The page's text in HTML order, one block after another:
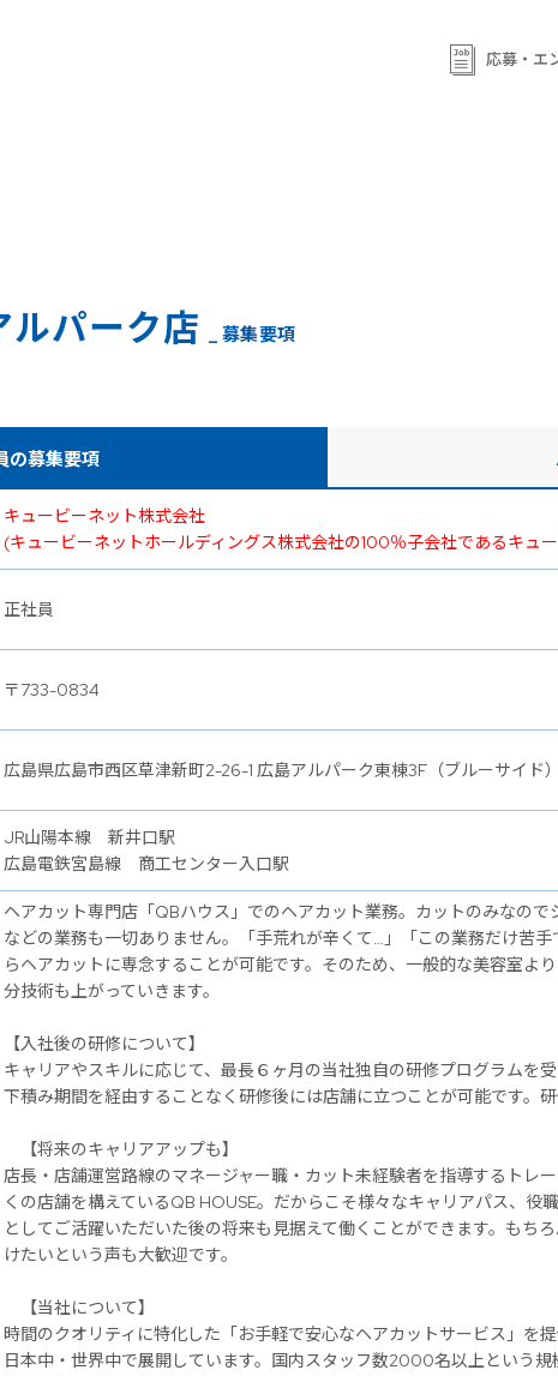
応募・エ
wp-content/themes/qb/single-shop_recruit.php on line 93
ルパーク店 _ 募集要項
の募集要項
キュービーネット株式会社
(キュービーネットホールディングス株式会社の100％子会社であるキュ
正社員
〒733-0834
広島県広島市西区草津新町2-26-1 広島アルパーク東棟3F（ブルーサイド）
JR山陽本線 新井口駅
広島電鉄宮島線 商工センター入口駅
ヘアカット専門店「QBハウス」でのヘアカット業務。カットのみなの
などの業務も一切ありません。「手荒れが辛くて…」「この業務だけ苦
らヘアカットに専念することが可能です。そのため、一般的な美容室よ
分技術も上がっていきます。
【入社後の研修について】
キャリアやスキルに応じて、最長６ヶ月の当社独自の研修プログラムを
下積み期間を経由することなく研修後には店舗に立つことが可能です。
【将来のキャリアアップも】
店長・店舗運営路線のマネージャー職・カット未経験者を指導するトレ
くの店舗を構えているQB HOUSE。だからこそ様々なキャリアパス、役
としてご活躍いただいた後の将来も見据えて働くことができます。もち
けたいという声も大歓迎です。
【当社について】
時間のクオリティに特化した「お手軽で安心なヘアカットサービス」を
日本中・世界中で展開しています。国内スタッフ数2000名以上という